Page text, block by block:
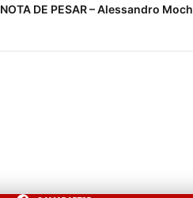
NOTA DE PESAR – Alessandro